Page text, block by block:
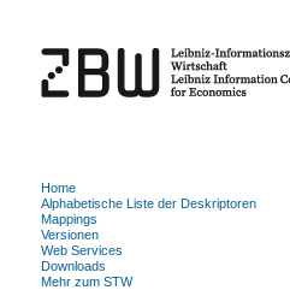
Home
Alphabetische Liste der Deskriptoren
Mappings
Versionen
Web Services
Downloads
Mehr zum STW